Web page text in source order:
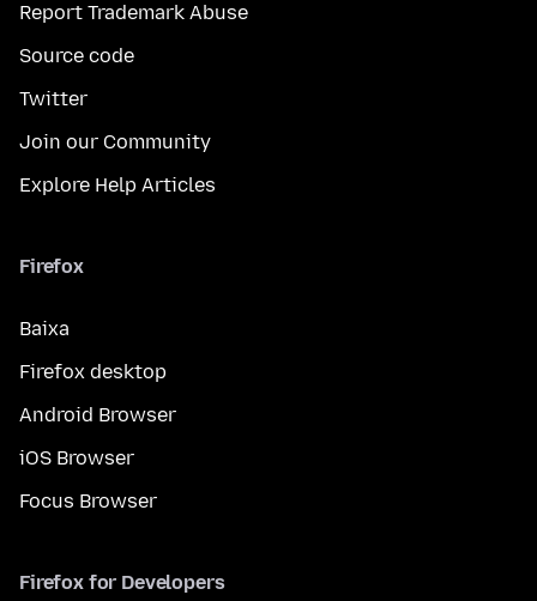
Report Trademark Abuse
Source code
Twitter
Join our Community
Explore Help Articles
Firefox
Baixa
Firefox desktop
Android Browser
iOS Browser
Focus Browser
Firefox for Developers